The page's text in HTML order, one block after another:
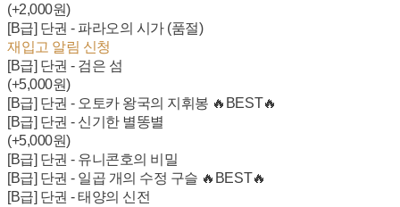
(+2,000원)
[B급] 단권 - 파라오의 시가 (품절)
재입고 알림 신청
[B급] 단권 - 검은 섬
(+5,000원)
[B급] 단권 - 오토카 왕국의 지휘봉 🔥BEST🔥
[B급] 단권 - 신기한 별똥별
(+5,000원)
[B급] 단권 - 유니콘호의 비밀
[B급] 단권 - 일곱 개의 수정 구슬 🔥BEST🔥
[B급] 단권 - 태양의 신전